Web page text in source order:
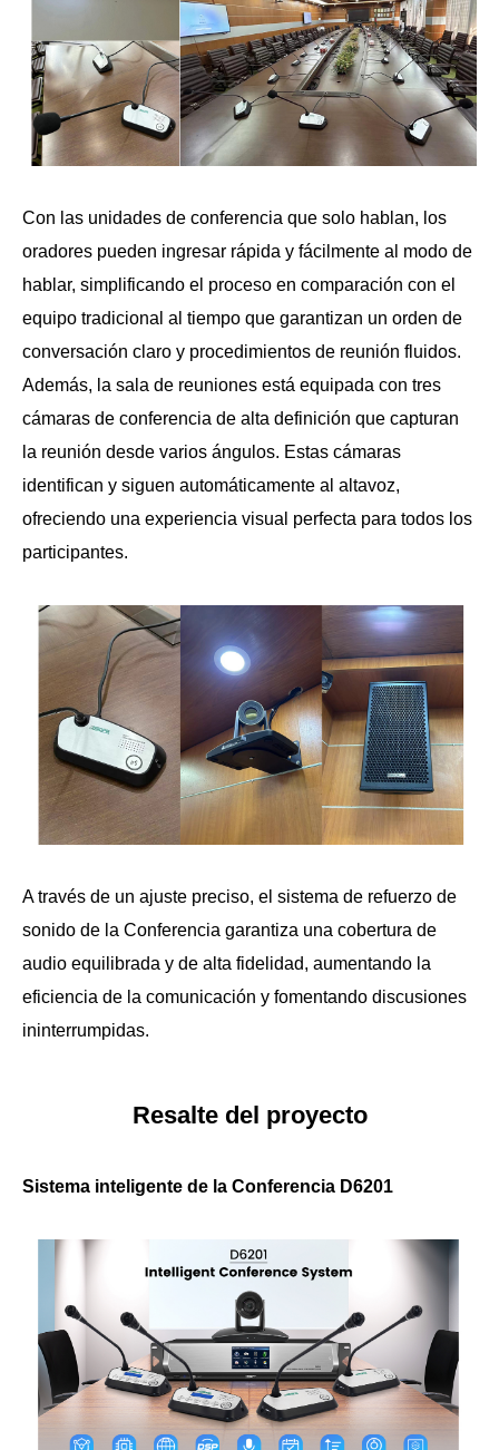
Con las unidades de conferencia que solo hablan, los
oradores pueden ingresar rápida y fácilmente al modo de
hablar, simplificando el proceso en comparación con el
equipo tradicional al tiempo que garantizan un orden de
conversación claro y procedimientos de reunión fluidos.
Además, la sala de reuniones está equipada con tres
cámaras de conferencia de alta definición que capturan
la reunión desde varios ángulos. Estas cámaras
identifican y siguen automáticamente al altavoz,
ofreciendo una experiencia visual perfecta para todos los
participantes.
A través de un ajuste preciso, el sistema de refuerzo de
sonido de la Conferencia garantiza una cobertura de
audio equilibrada y de alta fidelidad, aumentando la
eficiencia de la comunicación y fomentando discusiones
ininterrumpidas.
Resalte del proyecto
Sistema inteligente de la Conferencia D6201